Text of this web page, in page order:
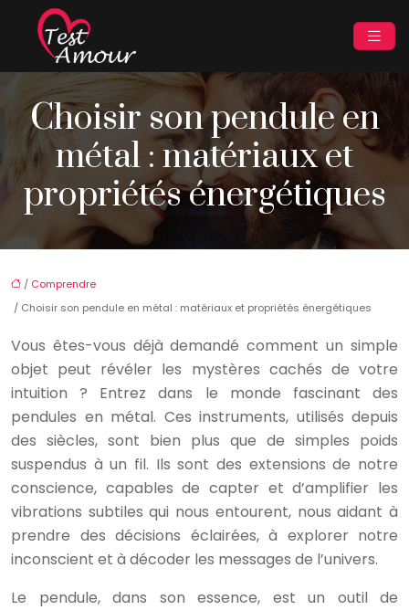
Choisir son pendule en
métal : matériaux et
propriétés énergétiques
/ Comprendre
/ Choisir son pendule en métal : matériaux et propriétés énergétiques
Vous êtes-vous déjà demandé comment un simple
objet peut révéler les mystères cachés de votre
intuition ? Entrez dans le monde fascinant des
pendules en métal. Ces instruments, utilisés depuis
des siècles, sont bien plus que de simples poids
suspendus à un fil. Ils sont des extensions de notre
conscience, capables de capter et d’amplifier les
vibrations subtiles qui nous entourent, nous aidant à
prendre des décisions éclairées, à explorer notre
inconscient et à décoder les messages de l’univers.
Le pendule, dans son essence, est un outil de